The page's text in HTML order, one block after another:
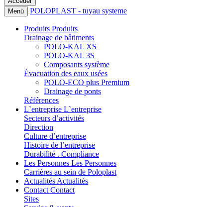
Menü POLOPLAST - tuyau systeme
Produits Produits
Drainage de bâtiments
POLO-KAL XS
POLO-KAL 3S
Composants système
Évacuation des eaux usées
POLO-ECO plus Premium
Drainage de ponts
Références
L`entreprise L`entreprise
Secteurs d’activités
Direction
Culture d’entreprise
Histoire de l’entreprise
Durabilité . Compliance
Les Personnes Les Personnes
Carrières au sein de Poloplast
Actualités Actualités
Contact Contact
Sites